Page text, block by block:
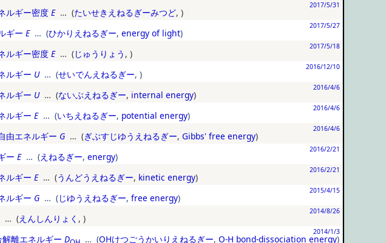
2017/5/31
ルギー密度 E… (たいせきえねるぎーみつど, )
2017/5/27
ギー E… (ひかりえねるぎー, energy of light)
2017/5/18
ルギー密度 E… (じゅうりょう , )
2016/12/10
ルギー U… (せいでんえねるぎー, )
2016/4/6
ルギー U… (ないぶえねるぎー, internal energy)
2016/4/6
ルギー E… (いちえねるぎー, potential energy)
2016/4/6
由エネルギー G … (ぎぶすじゆうえねるぎー, Gibbs' free energy)
2016/2/21
ー E… (えねるぎー, energy)
2016/2/21
ルギー E… (うんどうえねるぎー, kinetic energy)
2015/4/15
ルギー G … (じゆうえねるぎー, free energy)
2014/8/26
… (えんしんりょく , )
2014/1/3
離エネルギー D … (OHけつごうかいりえねるぎー, O-H bond-dissociation energy)